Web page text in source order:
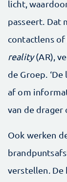
licht,
passeert. Dat
contactlens
reality(AR),
de Groep.
af om
van de drager
Ook werken
verstellen.